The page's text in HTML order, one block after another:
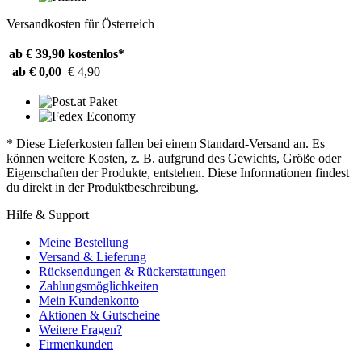
Versandkosten für Österreich
ab € 39,90 kostenlos*
ab € 0,00 € 4,90
* Diese Lieferkosten fallen bei einem Standard-Versand an. Es
können weitere Kosten, z. B. aufgrund des Gewichts, Größe oder
Eigenschaften der Produkte, entstehen. Diese Informationen findest
du direkt in der Produktbeschreibung.
Hilfe & Support
Meine Bestellung
Versand & Lieferung
Rücksendungen & Rückerstattungen
Zahlungsmöglichkeiten
Mein Kundenkonto
Aktionen & Gutscheine
Weitere Fragen?
Firmenkunden